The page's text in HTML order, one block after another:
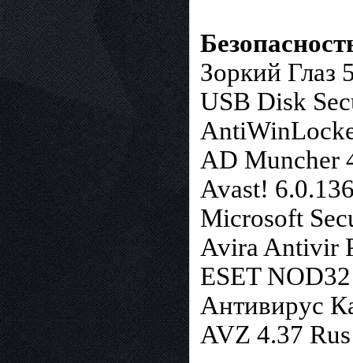
Зоркий Глаз
USB Disk
AD Muncher
Avast!
Microsoft
Avira Antivir
ESET
Антивирус
AVZ 4.37 Rus